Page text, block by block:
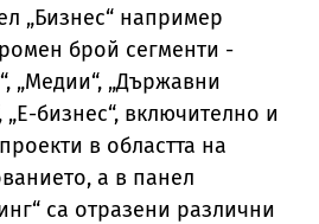
„Бизнес“ например
брой сегменти -
„Медии“, „Държавни
бизнес“, включително и
в областта на
а в панел
са отразени различни